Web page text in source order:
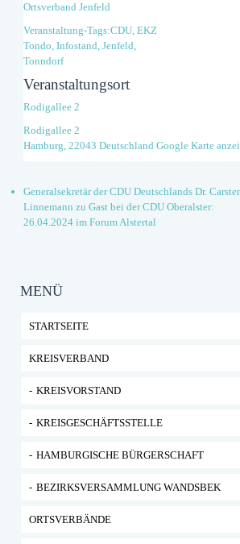
Ortsverband Jenfeld
Veranstaltung-Tags:CDU, EKZ
Tondo, Infostand, Jenfeld,
Tonndorf
Veranstaltungsort
Rodigallee 2
Rodigallee 2
Hamburg, 22043 Deutschland Google Karte
Generalsekretär der CDU Deutschlands Dr.
Linnemann zu Gast bei der CDU Oberalster:
26.04.2024 im Forum Alstertal
MENÜ
STARTSEITE
KREISVERBAND
KREISVORSTAND
KREISGESCHÄFTSSTELLE
HAMBURGISCHE BÜRGERSCHAFT
BEZIRKSVERSAMMLUNG WANDSBEK
ORTSVERBÄNDE